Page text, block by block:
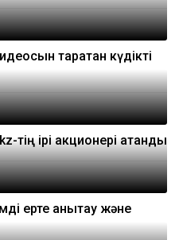
таратқан күдікті
ірі акционері атанды
ерте анықтау және